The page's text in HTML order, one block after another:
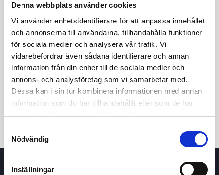
Denna webbplats använder cookies
Vi använder enhetsidentifierare för att anpassa innehållet
och annonserna till användarna, tillhandahålla funktioner
för sociala medier och analysera vår trafik. Vi
vidarebefordrar även sådana identifierare och annan
information från din enhet till de sociala medier och
annons- och analysföretag som vi samarbetar med.
Dessa kan i sin tur kombinera informationen med annan
information som du har tillhandahållit eller som de har
samlat in när du har använt deras tjänster.
Nödvändig
Inställningar
24t 7d 1m 3m 1å 5å
Köp / Sälj